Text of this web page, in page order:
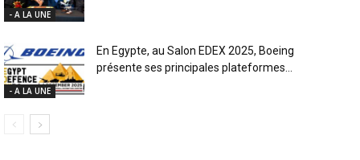
- A LA UNE
- A LA UNE
En Egypte, au Salon EDEX 2025, Boeing
présente ses principales plateformes...